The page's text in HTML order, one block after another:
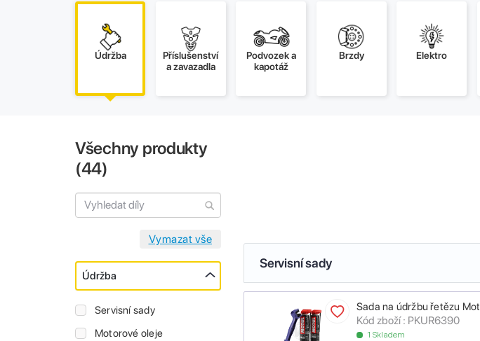
Údržba
Příslušenství
a zavazadla
Podvozek a
kapotáž
Brzdy Elektro
Všechny produkty
(44)
Údržba
Servisní sady
Motorové oleje
Servisní sady
Sada na údržbu řetězu
Kód zboží : PKUR6390
1 Skladem